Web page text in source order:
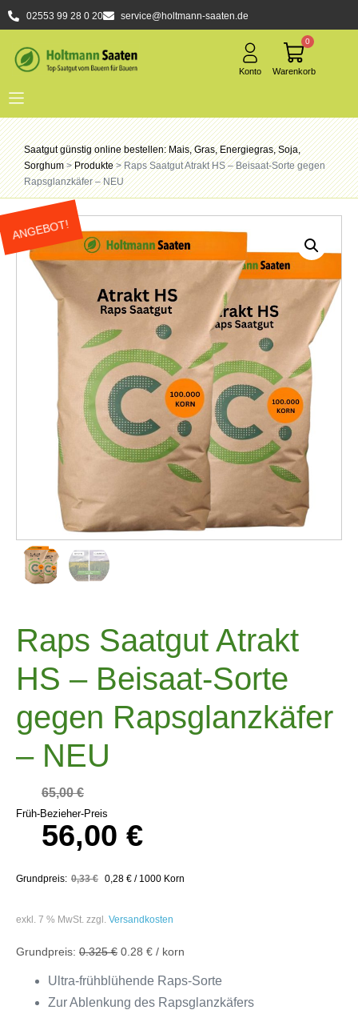
02553 99 28 0 20 service@holtmann-saaten.de
0
Saatgut günstig online bestellen: Mais, Gras, Energiegras, Soja,
Sorghum>Produkte>Raps Saatgut Atrakt HS – Beisaat-Sorte gegen
Rapsglanzkäfer – NEU
ANGEBOT!
Raps Saatgut Atrakt
HS – Beisaat-Sorte
gegen Rapsglanzkäfer
– NEU
65,00€
Früh-Bezieher-Preis
56,00 €
0,33€ 0,28 €/ 1000 Korn
exkl. 7 % MwSt. zzgl. Versandkosten
0.325 € 0.28 € / korn
Ultra-frühblühende Raps-Sorte
Zur Ablenkung des Rapsglanzkäfers